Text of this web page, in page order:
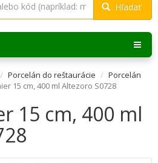
Hľadať
Porcelán do reštaurácie
Porcelán
15 cm, 400 ml Altezoro S0728
15 cm, 400 ml